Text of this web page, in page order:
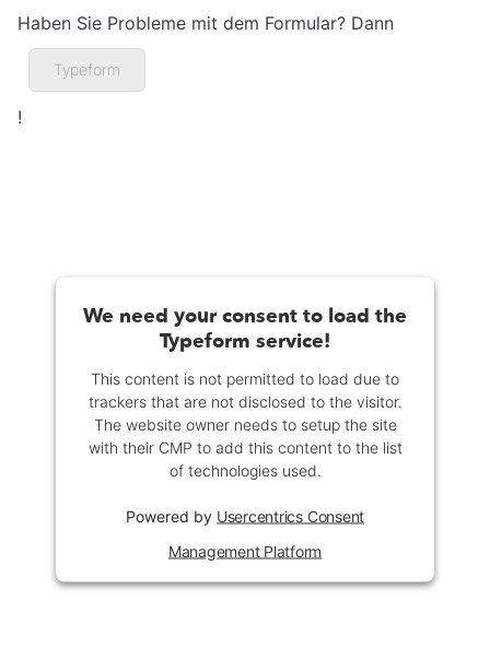
Haben Sie Probleme mit dem Formular? Dann
Typeform
!
We need your consent to load the
Typeform service!
This content is not permitted to load due to
trackers that are not disclosed to the visitor.
The website owner needs to setup the site
with their CMP to add this content to the list
of technologies used.
Powered by Usercentrics Consent
Management Platform